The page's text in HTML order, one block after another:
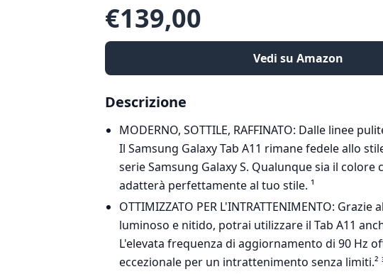
€139,00
Vedi su Amazon
Descrizione
MODERNO, SOTTILE, RAFFINATO: Dalle linee
Il Samsung Galaxy Tab A11 rimane fedele allo
serie Samsung Galaxy S. Qualunque sia il colore
adatterà perfettamente al tuo stile. ¹
OTTIMIZZATO PER L'INTRATTENIMENTO: Grazie
luminoso e nitido, potrai utilizzare il Tab A11
L'elevata frequenza di aggiornamento di 90 Hz
eccezionale per un intrattenimento senza limiti.²